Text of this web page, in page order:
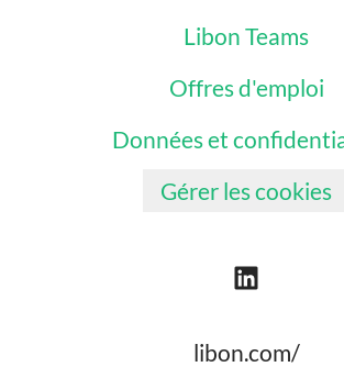
Libon Teams
Offres d'emploi
Données et
Gérer les cookies
libon.com/